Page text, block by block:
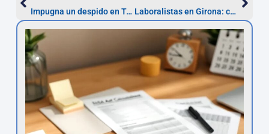
Impugna un despido en Tarragona: 20 días hábiles
Laboralistas en Girona: consulta y prescripción 1 año